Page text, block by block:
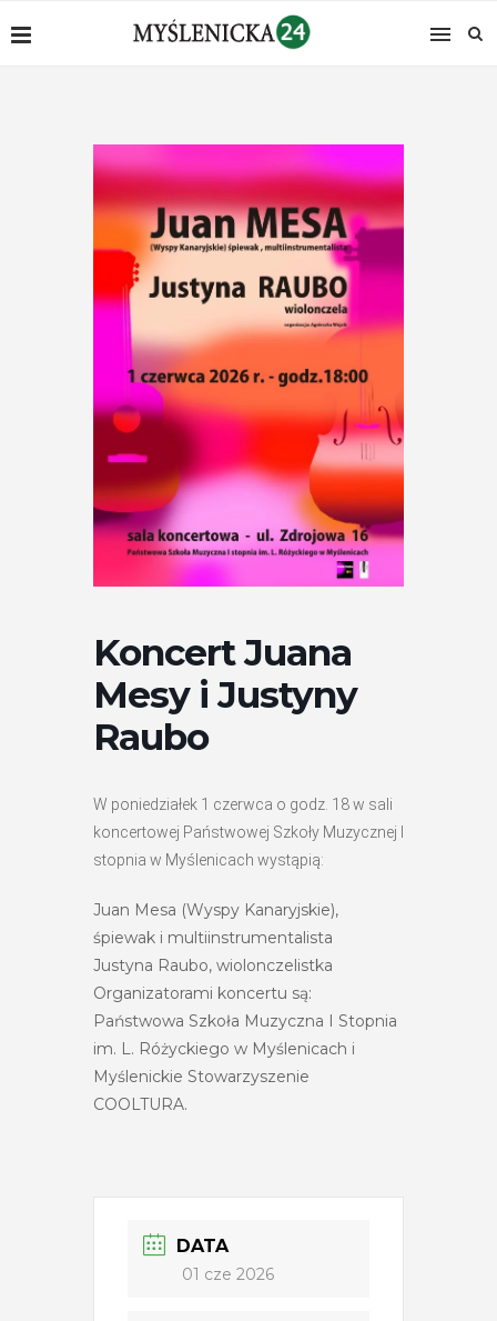
Koncert Juana
Mesy i Justyny
Raubo
W poniedziałek 1 czerwca o godz. 18 w sali
koncertowej Państwowej Szkoły Muzycznej I
stopnia w Myślenicach wystąpią:
Juan Mesa (Wyspy Kanaryjskie),
śpiewak i multiinstrumentalista
Justyna Raubo, wiolonczelistka
Organizatorami koncertu są:
Państwowa Szkoła Muzyczna I Stopnia
im. L. Różyckiego w Myślenicach i
Myślenickie Stowarzyszenie
COOLTURA.
DATA
01 cze 2026